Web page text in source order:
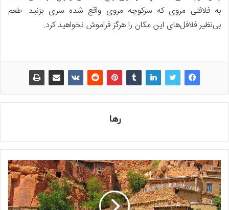
به فلافلی مروی که سرکوچه مروی واقع شده سری بزنید. طعم
بی‌نظیر فلافل‌های این مکان را هرگز فراموش نخواهید کرد.
رها